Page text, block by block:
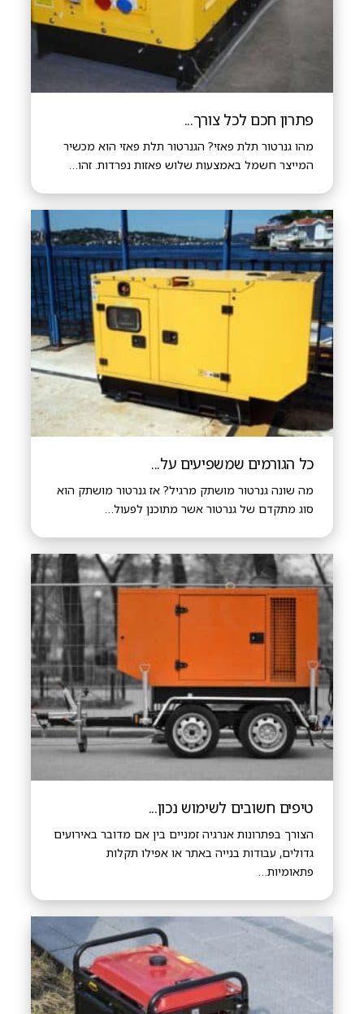
פתרון חכם לכל צורך...
מהו גנרטור תלת פאזי? הגנרטור תלת פאזי הוא מכשיר
המייצר חשמל באמצעות שלוש פאזות נפרדות. זהו…
כל הגורמים שמשפיעים על...
מה שונה גנרטור מושתק מרגיל? אז גנרטור מושתק הוא
סוג מתקדם של גנרטור אשר מתוכנן לפעול…
טיפים חשובים לשימוש נכון...
הצורך בפתרונות אנרגיה זמניים בין אם מדובר באירועים
גדולים, עבודות בנייה באתר או אפילו תקלות
פתאומיות…